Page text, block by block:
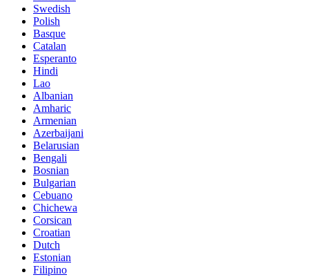
Swedish
Polish
Basque
Catalan
Esperanto
Hindi
Lao
Albanian
Amharic
Armenian
Azerbaijani
Belarusian
Bengali
Bosnian
Bulgarian
Cebuano
Chichewa
Corsican
Croatian
Dutch
Estonian
Filipino